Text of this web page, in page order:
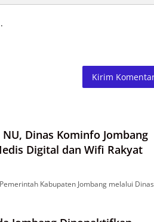
Dinas Kominfo Jombang
Digital dan Wifi Rakyat
Kabupaten Jombang melalui Dinas